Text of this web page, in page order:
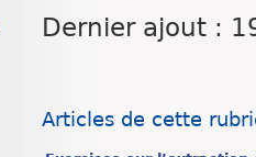
Dernier ajout :
Articles de cette